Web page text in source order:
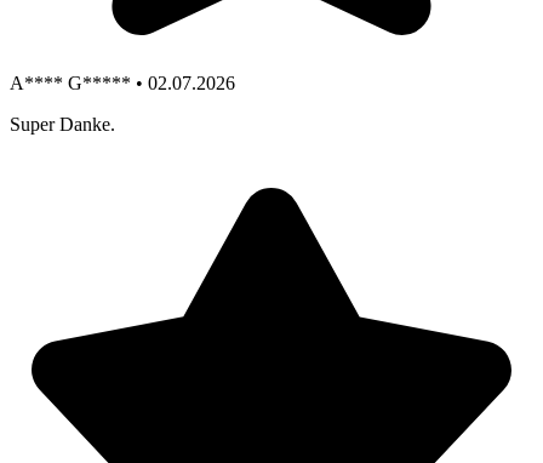
A**** G***** • 02.07.2026
Super Danke.